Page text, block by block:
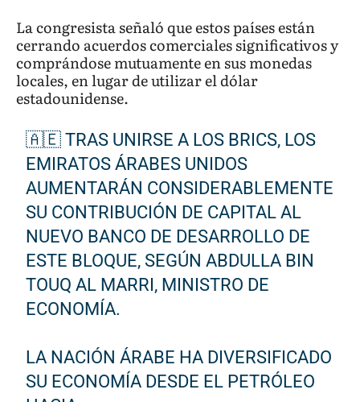
La congresista señaló que estos países están
cerrando acuerdos comerciales significativos y
comprándose mutuamente en sus monedas
locales, en lugar de utilizar el dólar
estadounidense.
🇦🇪 TRAS UNIRSE A LOS BRICS, LOS
EMIRATOS ÁRABES UNIDOS
AUMENTARÁN CONSIDERABLEMENTE
SU CONTRIBUCIÓN DE CAPITAL AL
NUEVO BANCO DE DESARROLLO DE
ESTE BLOQUE, SEGÚN ABDULLA BIN
TOUQ AL MARRI, MINISTRO DE
ECONOMÍA.
LA NACIÓN ÁRABE HA DIVERSIFICADO
SU ECONOMÍA DESDE EL PETRÓLEO